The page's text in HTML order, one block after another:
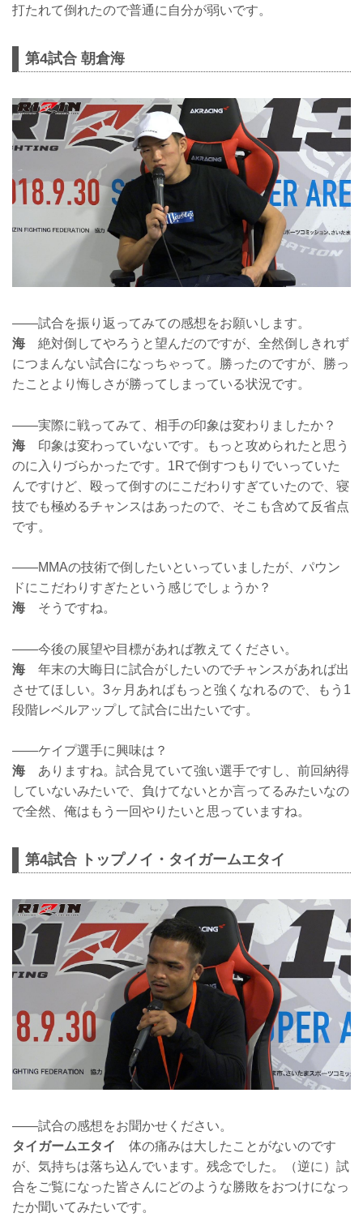
打たれて倒れたので普通に自分が弱いです。
第4試合 朝倉海
——試合を振り返ってみての感想をお願いします。
海 絶対倒してやろうと望んだのですが、全然倒しきれず
につまんない試合になっちゃって。勝ったのですが、勝っ
たことより悔しさが勝ってしまっている状況です。
——実際に戦ってみて、相手の印象は変わりましたか？
海 印象は変わっていないです。もっと攻められたと思う
のに入りづらかったです。1Rで倒すつもりでいっていた
んですけど、殴って倒すのにこだわりすぎていたので、寝
技でも極めるチャンスはあったので、そこも含めて反省点
です。
——MMAの技術で倒したいといっていましたが、パウン
ドにこだわりすぎたという感じでしょうか？
海 そうですね。
——今後の展望や目標があれば教えてください。
海 年末の大晦日に試合がしたいのでチャンスがあれば出
させてほしい。3ヶ月あればもっと強くなれるので、もう1
段階レベルアップして試合に出たいです。
——ケイプ選手に興味は？
海 ありますね。試合見ていて強い選手ですし、前回納得
していないみたいで、負けてないとか言ってるみたいなの
で全然、俺はもう一回やりたいと思っていますね。
第4試合 トップノイ・タイガームエタイ
——試合の感想をお聞かせください。
タイガームエタイ
体の痛みは大したことがないのです
が、気持ちは落ち込んでいます。残念でした。（逆に）試
合をご覧になった皆さんにどのような勝敗をおつけになっ
たか聞いてみたいです。